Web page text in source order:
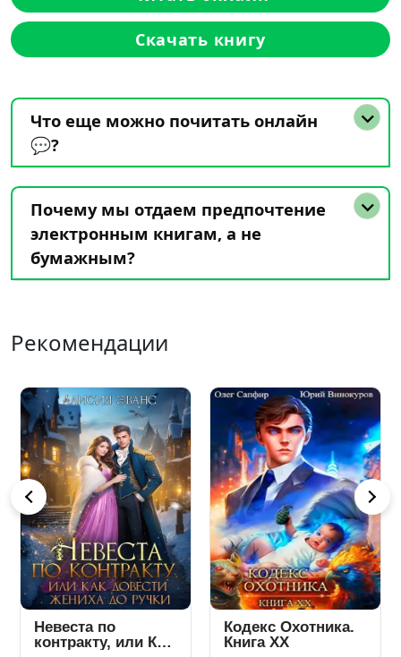
Скачать книгу
Что еще можно почитать онлайн
💬?
Почему мы отдаем предпочтение
электронным книгам, а не
бумажным?
Рекомендации
Охотника.
Парфюмер для
демона, или
Суженая